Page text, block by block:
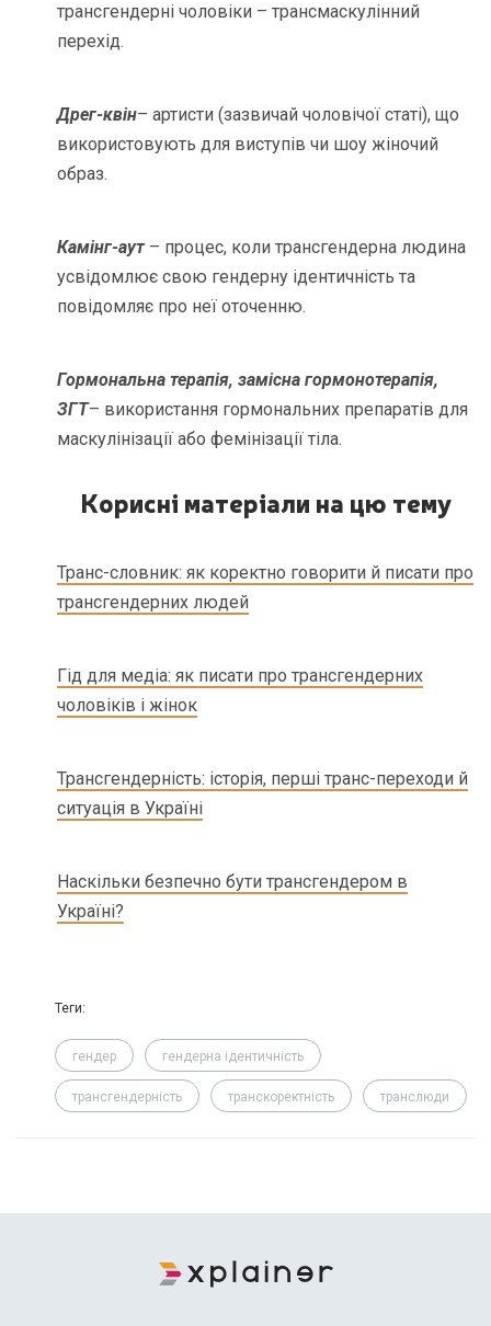
трансгендерні чоловіки – трансмаскулінний
перехід.
Дрег-квін– артисти (зазвичай чоловічої статі), що
використовують для виступів чи шоу жіночий
образ.
Камінг-аут– процес, коли трансгендерна людина
усвідомлює свою гендерну ідентичність та
повідомляє про неї оточенню.
Гормональна терапія, замісна гормонотерапія,
ЗГТ– використання гормональних препаратів для
маскулінізації або фемінізації тіла.
Корисні матеріали на цю тему
Транс-словник: як коректно говорити й писати про
трансгендерних людей
Гід для медіа: як писати про трансгендерних
чоловіків і жінок
Трансгендерність: історія, перші транс-переходи й
ситуація в Україні
Наскільки безпечно бути трансгендером в
Україні?
Теги:
гендер гендерна ідентичність
трансгендерність транскоректність транслюди